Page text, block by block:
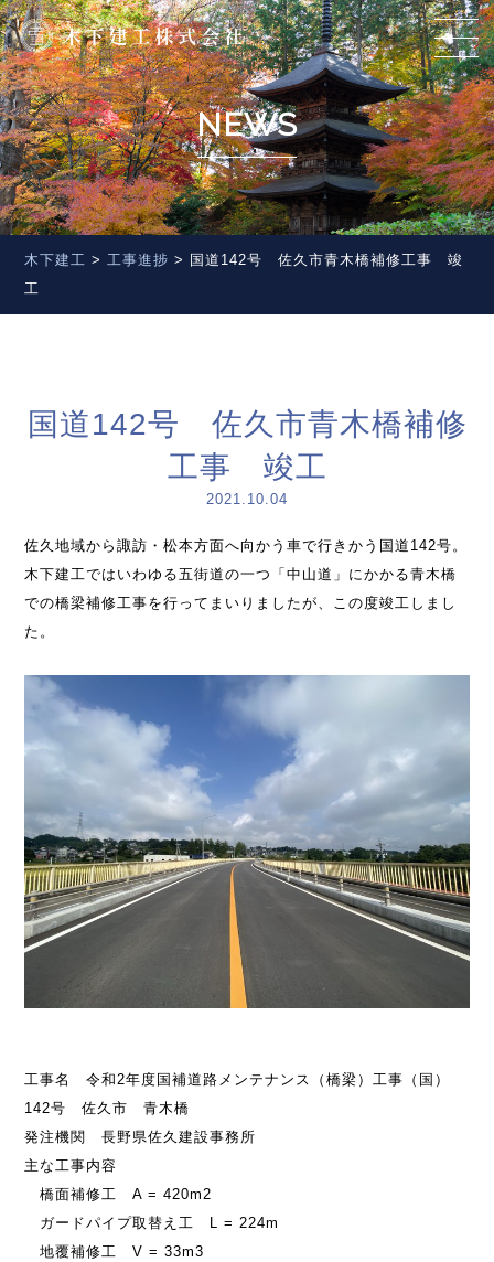
NEWS
木下建工 >工事進捗 > 国道142号 佐久市青木橋補修工事 竣
工
国道142号 佐久市青木橋補修
工事 竣工
2021.10.04
佐久地域から諏訪・松本方面へ向かう車で行きかう国道142号。
木下建工ではいわゆる五街道の一つ「中山道」にかかる青木橋
での橋梁補修工事を行ってまいりましたが、この度竣工しまし
た。
工事名 令和2年度国補道路メンテナンス（橋梁）工事（国）
142号 佐久市 青木橋
発注機関 長野県佐久建設事務所
主な工事内容
橋面補修工 A = 420m2
ガードパイプ取替え工 L = 224m
地覆補修工 V = 33m3